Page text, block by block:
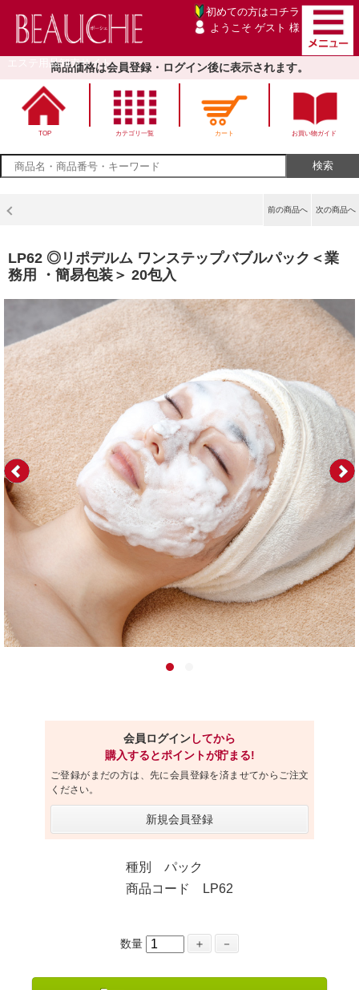
エステ用品卸売サイト
初めての方は コチラ
ようこそ ゲスト 様
商品価格は会員登録・ログイン後に表示されます。
TOP カテゴリ一覧 カート お買い物ガイド
次の商品へ
前の商品へ
LP62 ◎リポデルム ワンステップバブルパック＜業
務用 ・簡易包装＞ 20包入
会員ログインしてから
購入するとポイントが貯まる!
ご登録がまだの方は、先に会員登録を済ませてからご注文
ください。
新規会員登録
種別 パック
商品コード LP62
数量 ＋ －